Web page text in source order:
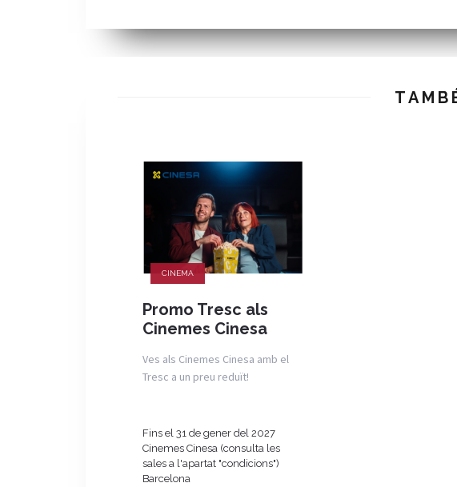
CINEMA
Promo Tresc als
Cinemes Cinesa
Ves als Cinemes Cinesa amb el
Tresc a un preu reduït!
Fins el 31 de gener del 2027
Cinemes Cinesa (consulta les
sales a l'apartat "condicions")
Barcelona